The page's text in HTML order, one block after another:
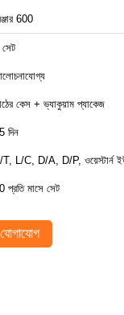
600
কেস + ভ্যাকুয়াম প্যাকেজ
দিন
L/C, D/A, D/P, ওয়েস্টার্ন
প্রতি মাসে সেট